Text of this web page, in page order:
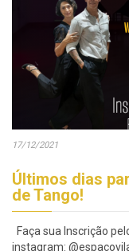
17/12/2021
Últimos dias
de Tango!
Faça sua Inscrição
instagram: